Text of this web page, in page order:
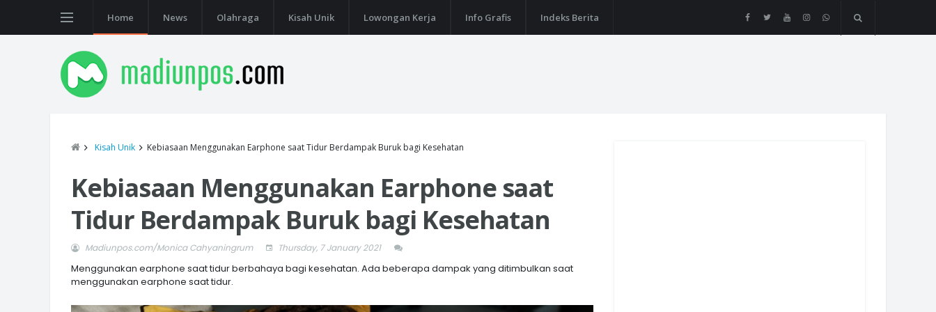
Home News Olahraga Kisah Unik Lowongan Kerja Info Grafis Indeks Berita
Kisah Unik Kebiasaan Menggunakan Earphone saat Tidur Berdampak Buruk bagi Kesehatan
Kebiasaan Menggunakan Earphone saat
Tidur Berdampak Buruk bagi Kesehatan
Madiunpos.com/Monica Cahyaningrum Thursday, 7 January 2021
Menggunakan earphone saat tidur berbahaya bagi kesehatan. Ada beberapa dampak yang ditimbulkan saat
menggunakan earphone saat tidur.